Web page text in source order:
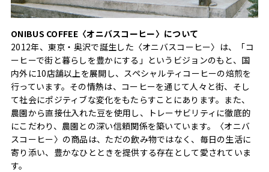
ONIBUS COFFEE〈オニバスコーヒー〉について
2012年、東京・奥沢で誕生した〈オニバスコーヒー〉は、「コ
ーヒーで街と暮らしを豊かにする」というビジョンのもと、国
内外に10店舗以上を展開し、スペシャルティコーヒーの焙煎を
行っています。その情熱は、コーヒーを通じて人々と街、そし
て社会にポジティブな変化をもたらすことにあります。また、
農園から直接仕入れた豆を使用し、トレーサビリティに徹底的
にこだわり、農園との深い信頼関係を築いています。〈オニバ
スコーヒー〉の商品は、ただの飲み物ではなく、毎日の生活に
寄り添い、豊かなひとときを提供する存在として愛されていま
す。